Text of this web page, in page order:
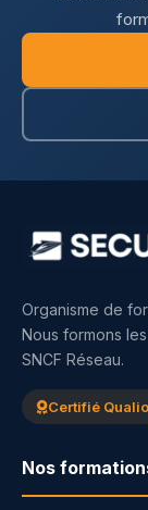
Organisme de
Nous formons
SNCF Réseau.
Certifié
Nos